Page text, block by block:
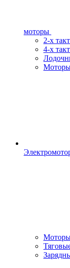
моторы
2-х
4-х
Моторы